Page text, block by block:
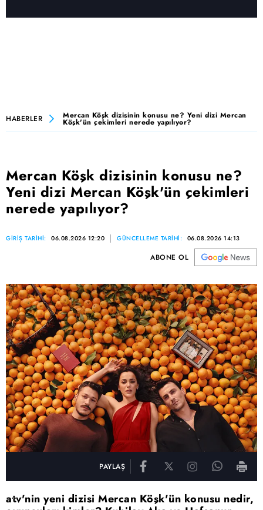
HABERLER Mercan Köşk dizisinin konusu ne? Yeni dizi Mercan
Köşk'ün çekimleri nerede yapılıyor?
Mercan Köşk dizisinin konusu ne?
Yeni dizi Mercan Köşk'ün çekimleri
nerede yapılıyor?
GİRİŞ TARİHİ: 06.08.2026 12:20 GÜNCELLEME TARİHİ: 06.08.2026 14:13
ABONE OL
PAYLAŞ
atv'nin yeni dizisi Mercan Köşk'ün konusu nedir,